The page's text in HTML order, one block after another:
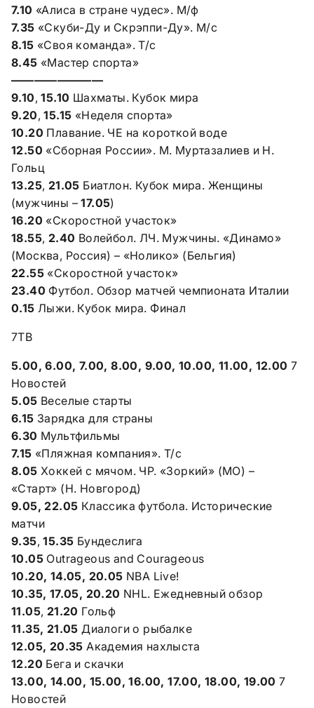
7.10 «Алиса в стране чудес». М/ф
7.35 «Скуби-Ду и Скрэппи-Ду». М/с
8.15 «Своя команда». Т/с
8.45 «Мастер спорта»
————————
9.10, 15.10 Шахматы. Кубок мира
9.20, 15.15 «Неделя спорта»
10.20 Плавание. ЧЕ на короткой воде
12.50 «Сборная России». М. Муртазалиев и Н.
Гольц
13.25, 21.05 Биатлон. Кубок мира. Женщины
(мужчины –17.05)
16.20 «Скоростной участок»
18.55, 2.40 Волейбол. ЛЧ. Мужчины. «Динамо»
(Москва, Россия) – «Нолико» (Бельгия)
22.55 «Скоростной участок»
23.40 Футбол. Обзор матчей чемпионата Италии
0.15 Лыжи. Кубок мира. Финал
7ТВ
5.00, 6.00, 7.00, 8.00, 9.00, 10.00, 11.00, 12.00 7
Новостей
5.05 Веселые старты
6.15 Зарядка для страны
6.30 Мультфильмы
7.15 «Пляжная компания». Т/с
8.05 Хоккей с мячом. ЧР. «Зоркий» (МО) –
«Старт» (Н. Новгород)
9.05, 22.05 Классика футбола. Исторические
матчи
9.35,15.35 Бундеслига
10.05 Outrageous and Courageous
10.20, 14.05, 20.05 NBA Live!
10.35, 17.05, 20.20 NHL. Ежедневный обзор
11.05, 21.20 Гольф
11.35, 21.05 Диалоги о рыбалке
12.05, 20.35 Академия нахлыста
12.20 Бега и скачки
13.00, 14.00, 15.00, 16.00, 17.00, 18.00, 19.007
Новостей